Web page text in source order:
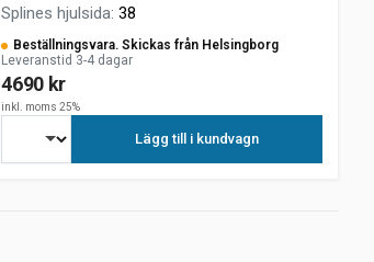
Splines hjulsida: 38
Beställningsvara. Skickas från Helsingborg
Leveranstid 3-4 dagar
4690 kr
inkl. moms 25%
Lägg till i kundvagn